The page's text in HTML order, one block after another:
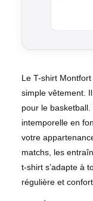
Le T-shirt
simple vêtement.
pour le
intemporelle en
votre
matchs, les
t-shirt s’adapte à
régulière et